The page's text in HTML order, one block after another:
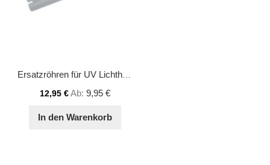
Ersatzröhren für UV Lichthärtungsgerät light beam (13467)
12,95 €Ab 9,95 €
In den Warenkorb